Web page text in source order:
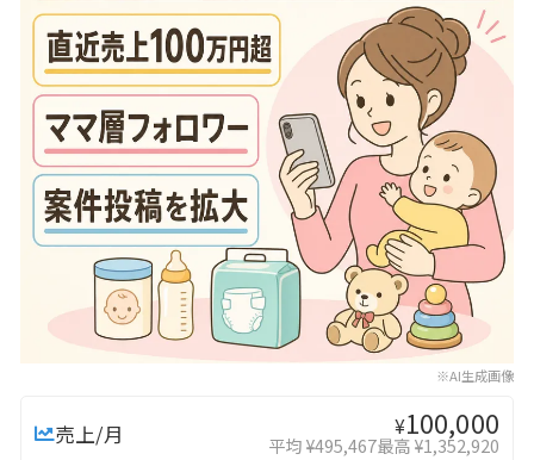
※AI生成画像
売上/月 ¥100,000
平均 ¥495,467最高 ¥1,352,920